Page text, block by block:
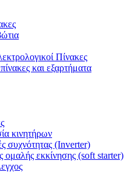
Πίνακες
και εξαρτήματα
κινητήρων
συχνότητας (Inverter)
ομαλής εκκίνησης (soft starter)